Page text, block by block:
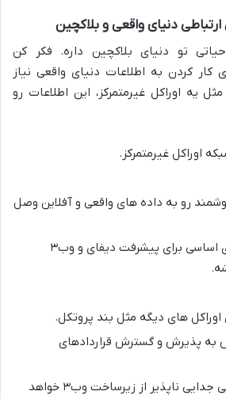
تو دنیای بلاکچین داره. فکر کن
کار کردن به اطلاعات دنیای واقعی نیاز
یه اوراکل غیرمتمرکز، این اطلاعات رو
اوراکل غیرمتمرکز.
رو به داده های واقعی و آفلاین وصل
یکی از نیازهای اساسی برای پیشرفت دیفای و وب۳
اوراکل های دیگه مثل بند پروتکل.
به پذیرش و گسترش قراردادهای
جزئی جدایی ناپذیر از زیرساخت وب۳ خواهد